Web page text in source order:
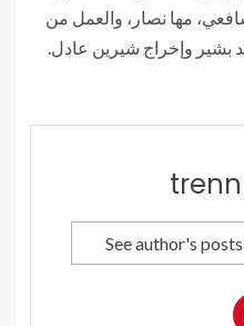
مها نصار، والعمل من
بشير وإخراج شيرين عادل.
See author's posts